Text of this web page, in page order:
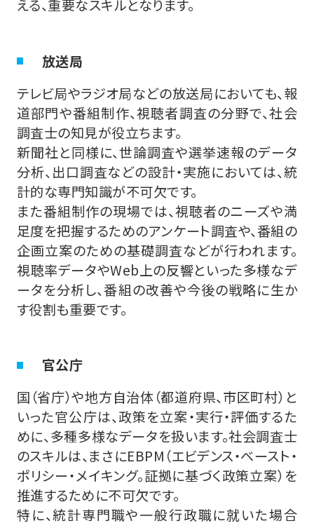
える、重要なスキルとなります。
放送局
テレビ局やラジオ局などの放送局においても、報
道部門や番組制作、視聴者調査の分野で、社会
調査士の知見が役立ちます。
新聞社と同様に、世論調査や選挙速報のデータ
分析、出口調査などの設計・実施においては、統
計的な専門知識が不可欠です。
また番組制作の現場では、視聴者のニーズや満
足度を把握するためのアンケート調査や、番組の
企画立案のための基礎調査などが行われます。
視聴率データやWeb上の反響といった多様なデ
ータを分析し、番組の改善や今後の戦略に生か
す役割も重要です。
官公庁
国（省庁）や地方自治体（都道府県、市区町村）と
いった官公庁は、政策を立案・実行・評価するた
めに、多種多様なデータを扱います。社会調査士
のスキルは、まさにEBPM（エビデンス・ベースト・
ポリシー・メイキング。証拠に基づく政策立案）を
推進するために不可欠です。
特に、統計専門職や一般行政職に就いた場合